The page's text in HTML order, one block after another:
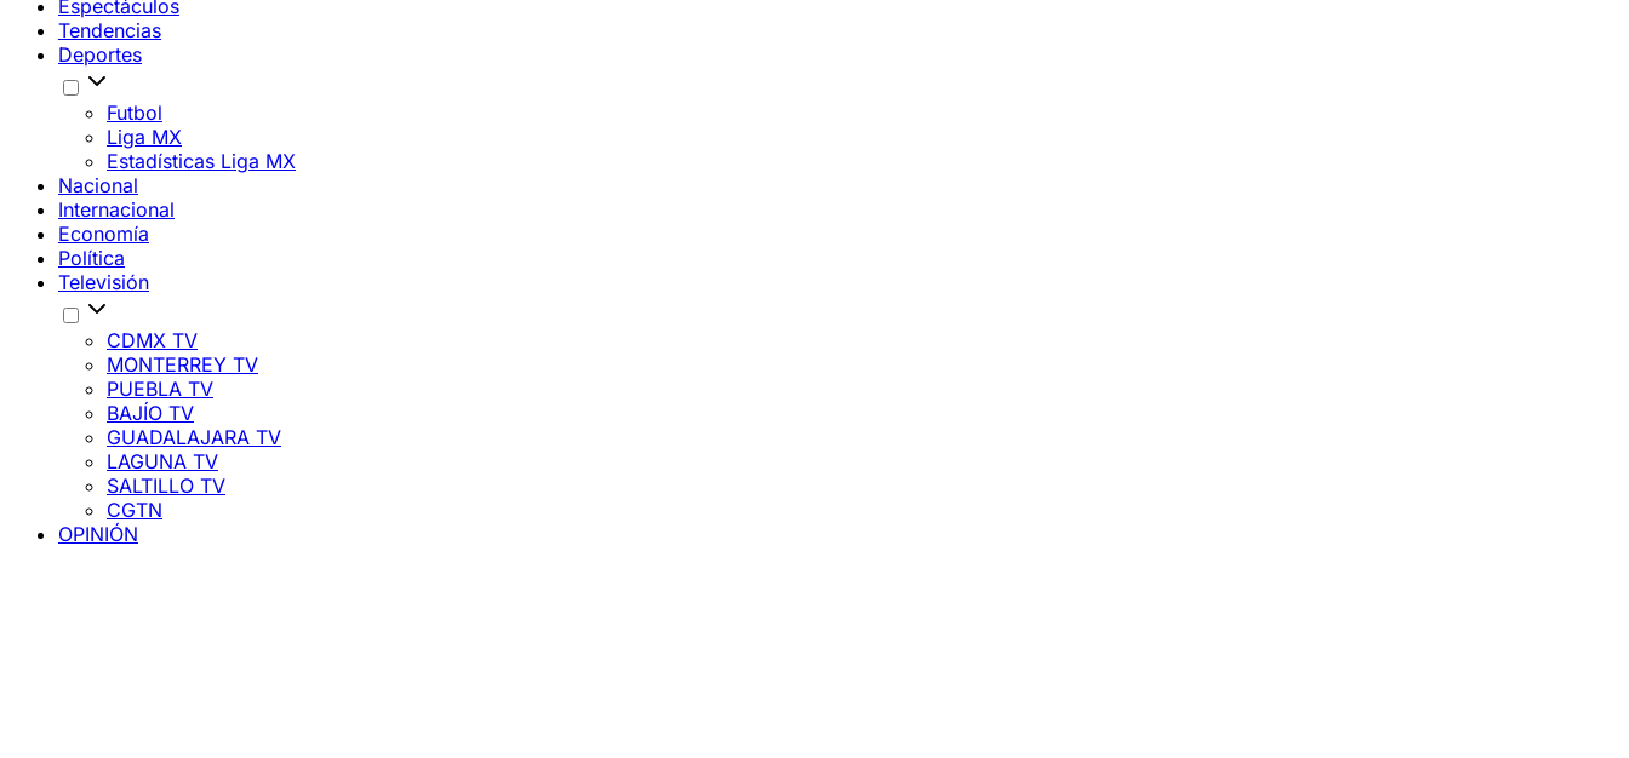
Espectáculos
Tendencias
Deportes
Futbol
Liga MX
Estadísticas Liga MX
Nacional
Internacional
Economía
Política
Televisión
CDMX TV
MONTERREY TV
PUEBLA TV
BAJÍO TV
GUADALAJARA TV
LAGUNA TV
SALTILLO TV
CGTN
OPINIÓN